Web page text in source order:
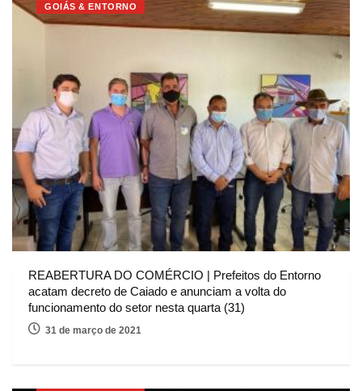
GOIÁS & ENTORNO
REABERTURA DO COMÉRCIO | Prefeitos do Entorno
acatam decreto de Caiado e anunciam a volta do
funcionamento do setor nesta quarta (31)
31 de março de 2021